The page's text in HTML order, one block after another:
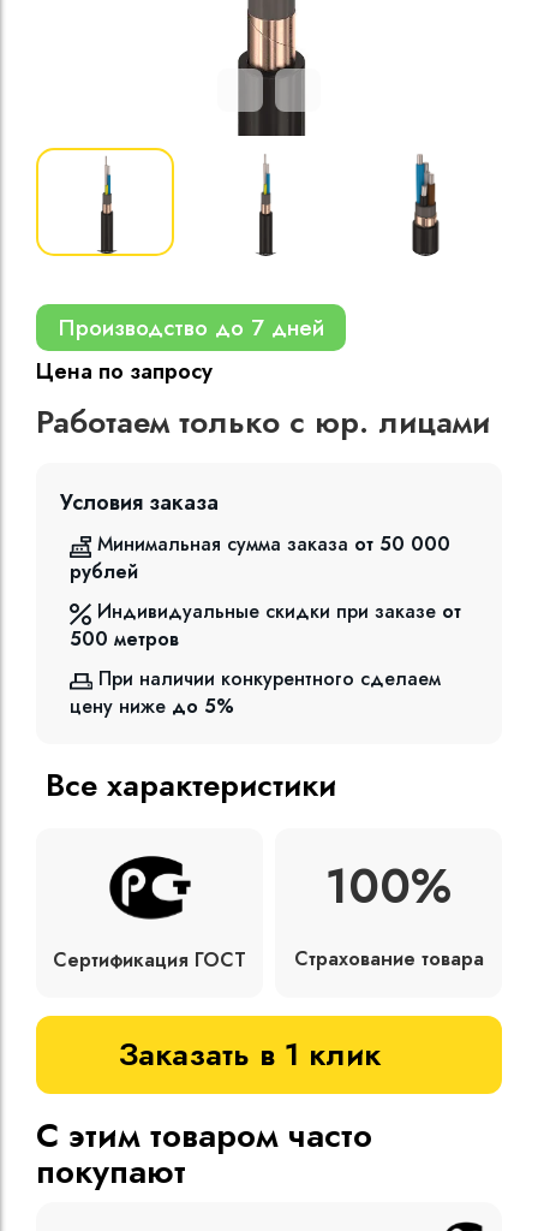
Кабели
изоляцией
Производство до 7 дней
Цена по запросу
Работаем только с юр. лицами
Условия заказа
Минимальная сумма заказа от 50 000
рублей
Индивидуальные скидки при заказе от
500 метров
При наличии конкурентного сделаем
цену ниже до 5%
Все характеристики
Сертификация ГОСТ
100%
Страхование товара
Заказать в 1 клик
С этим товаром часто
покупают